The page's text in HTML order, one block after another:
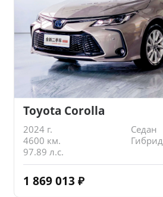
Toyota Corolla
2024 г.
Седан
4600 км.
Гибрид
97.89 л.с.
1 869 013 ₽